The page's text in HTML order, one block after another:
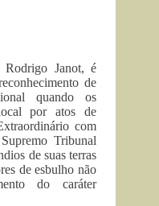
Rodrigo Janot, é
de
quando os
por atos de
com
Tribunal
de suas terras
de esbulho não
do caráter